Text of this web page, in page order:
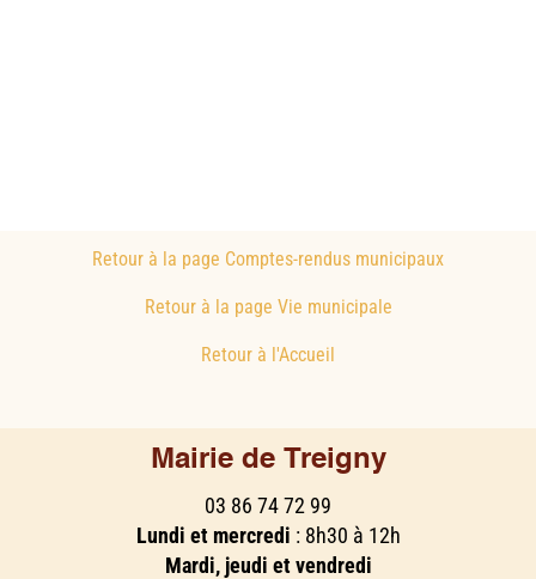
Retour à la page Comptes-rendus municipaux
Retour à la page Vie municipale
Retour à l'Accueil
Mairie de Treigny
03 86 74 72 99
Lundi et mercredi : 8h30 à 12h
Mardi, jeudi et vendredi